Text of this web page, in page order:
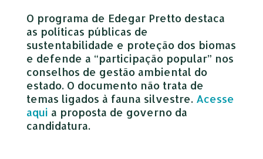
O programa de Edegar Pretto destaca
as políticas públicas de
sustentabilidade e proteção dos biomas
e defende a “participação popular” nos
conselhos de gestão ambiental do
estado. O documento não trata de
temas ligados à fauna silvestre. Acesse
aqui a proposta de governo da
candidatura.